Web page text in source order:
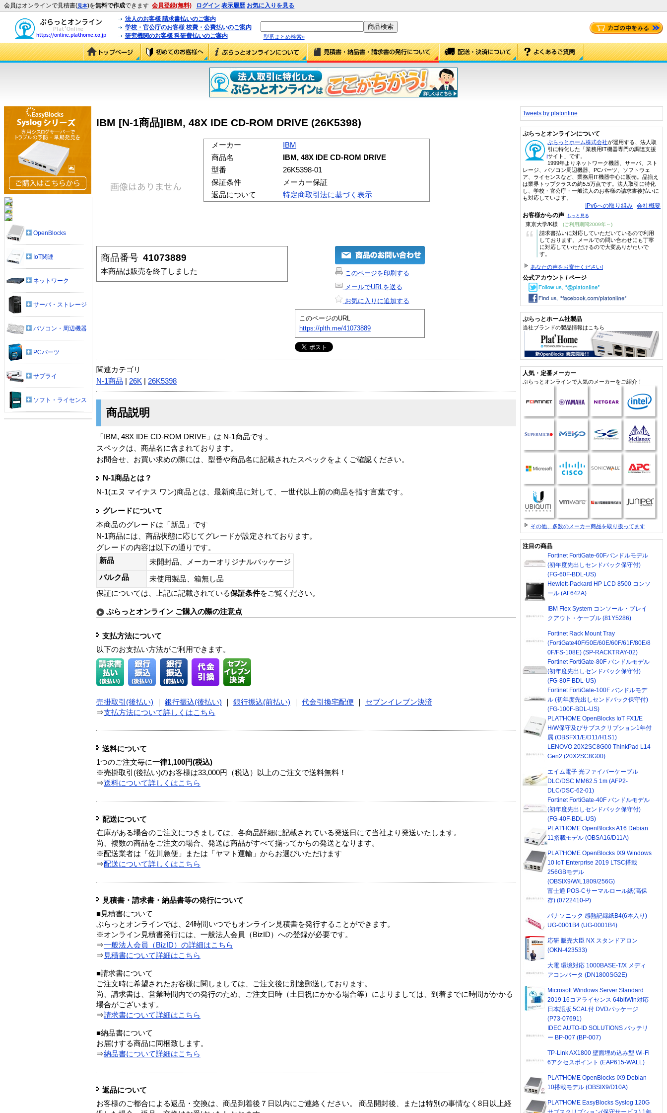
会員はオンラインで見積書(見本)を無料で作成できます 会員登録(無料) ログイン 表示履歴 お気に入りを見る
法人のお客様 請求書払いのご案内
学校・官公庁のお客様 校費・公費払いのご案内
研究機関のお客様 科研費払いのご案内
型番まとめ検索»
IBM [N-1商品]IBM, 48X IDE CD-ROM DRIVE (26K5398)
メーカー
IBM
商品名
IBM, 48X IDE CD-ROM DRIVE
型番
26K5398-01
保証条件
メーカー保証
返品について
特定商取引法に基づく表示
商品番号 41073889
本商品は販売を終了しました
このページを印刷する
メールでURLを送る
お気に入りに追加する
このページのURL
https://plth.me/41073889
関連カテゴリ
N-1商品
26K 26K5398
商品説明
「IBM, 48X IDE CD-ROM DRIVE」は N-1商品です。
スペックは、商品名に含まれております。
お問合せ、お買い求めの際には、型番や商品名に記載されたスペックをよくご確認ください。
N-1商品とは？
N-1(エヌ マイナス ワン)商品とは、最新商品に対して、一世代以上前の商品を指す言葉です。
グレードについて
本商品のグレードは「新品」です
N-1商品には、商品状態に応じてグレードが設定されております。
グレードの内容は以下の通りです。
新品
未開封品、メーカーオリジナルパッケージ
バルク品
未使用製品、箱無し品
保証については、上記に記載されている保証条件をご覧ください。
ぷらっとオンライン ご購入の際の注意点
支払方法について
以下のお支払い方法がご利用できます。
売掛取引(後払い) 銀行振込(後払い) 銀行振込(前払い) 代金引換宅配便
セブンイレブン決済
⇒支払方法について詳しくはこちら
送料について
1つのご注文毎に一律1,100円(税込)
※売掛取引(後払い)のお客様は33,000円（税込）以上のご注文で送料無料！
⇒送料について詳しくはこちら
配送について
在庫がある場合のご注文につきましては、各商品詳細に記載されている発送日にて当社より発送いたします。
尚、複数の商品をご注文の場合、発送は商品がすべて揃ってからの発送となります。
※配送業者は「佐川急便」または「ヤマト運輸」からお選びいただけます
⇒配送について詳しくはこちら
見積書・請求書・納品書等の発行について
■見積書について
ぷらっとオンラインでは、24時間いつでもオンライン見積書を発行することができます。
※オンライン見積書発行には、一般法人会員（BizID）への登録が必要です。
⇒一般法人会員（BizID）の詳細はこちら
⇒ 見積書について詳細はこちら
■請求書について
ご注文時に希望されたお客様に関しましては、ご注文後に別途郵送しております。
尚、請求書は、営業時間内での発行のため、ご注文日時（土日祝にかかる場合等）によりましては、到着までに時間がかかる
場合がございます。
⇒請求書について詳細はこちら
■納品書について
お届けする商品に同梱致します。
⇒納品書について詳細はこちら
返品について
お客様のご都合による返品・交換は、商品到着後７日以内にご連絡ください。 商品開封後、または特別の事情なく8日以上経
OpenBlocks
IoT関連
ネットワーク
サーバ・ストレージ
パソコン・周辺機器
PCパーツ
サプライ
ソフト・ライセンス
Tweets by platonline
ぷらっとオンラインについて
ぷらっとホーム株式会社が運用する、法人取
引に特化した「業務用IT機器専門の調達支援
サイト」です。
1999年よりネットワーク機器、サーバ、スト
レージ、パソコン周辺機器、PCパーツ、ソフトウェ
ア、ライセンスなど、業務用IT機器中心に販売。品揃え
は業界トップクラスの約5.5万点です。法人取引に特化
し、学校・官公庁・一般法人のお客様の請求書後払いに
も対応しています。
IPv6への取り組み 会社概要
お客様からの声 もっと見る
東京大学/K様 (ご利用期間2009年～)
“
請求書払いに対応していただいているので利用
しております。メールでの問い合わせにも丁寧
に対応していただけるので大変ありがたいで
す。
あなたの声をお寄せください!
公式アカウント / ページ
ぷらっとホーム社製品
当社ブランドの製品情報はこちら
人気・定番メーカー
ぷらっとオンラインで人気のメーカーをご紹介！
その他、多数のメーカー商品を取り扱ってます
注目の商品
Fortinet FortiGate-60Fバンドルモデル
(初年度先出しセンドバック保守付)
(FG-60F-BDL-US)
Hewlett-Packard HP LCD 8500 コンソ
ール (AF642A)
IBM Flex System コンソール・ブレイ
クアウト・ケーブル (81Y5286)
Fortinet Rack Mount Tray
(FortiGate40F/50E/60E/60F/61F/80E/8
0F/FS-108E) (SP-RACKTRAY-02)
Fortinet FortiGate-80F バンドルモデル
(初年度先出しセンドバック保守付)
(FG-80F-BDL-US)
Fortinet FortiGate-100F バンドルモデ
ル (初年度先出しセンドバック保守付)
(FG-100F-BDL-US)
PLAT'HOME OpenBlocks IoT FX1/E
H/W保守及びサブスクリプション1年付
属 (OBSFX1/E/D11/H1S1)
LENOVO 20X2SC8G00 ThinkPad L14
Gen2 (20X2SC8G00)
エイム電子 光ファイバーケーブル
DLC/DSC MM62.5 1m (AFP2-
DLC/DSC-62-01)
Fortinet FortiGate-40F バンドルモデル
(初年度先出しセンドバック保守付)
(FG-40F-BDL-US)
PLAT'HOME OpenBlocks A16 Debian
11搭載モデル (OBSA16/D11A)
PLAT'HOME OpenBlocks IX9 Windows
10 IoT Enterprise 2019 LTSC搭載
256GBモデル
(OBSIX9/W/L1809/256G)
富士通 POS-Cサーマルロール紙(高保
存) (0722410-P)
パナソニック 感熱記録紙B4(6本入り)
UG-0001B4 (UG-0001B4)
応研 販売大臣 NX スタンドアロン
(OKN-423533)
大電 環境対応 1000BASE-T/X メディ
アコンバータ (DN1800SG2E)
Microsoft Windows Server Standard
2019 16コアライセンス 64bitWin対応
日本語版 5CAL付 DVDパッケージ
(P73-07691)
IDEC AUTO-ID SOLUTIONS バッテリ
ー BP-007 (BP-007)
TP-Link AX1800 壁面埋め込み型 Wi-Fi
6アクセスポイント (EAP615-WALL)
PLAT'HOME OpenBlocks IX9 Debian
10搭載モデル (OBSIX9/D10A)
PLAT'HOME EasyBlocks Syslog 120G